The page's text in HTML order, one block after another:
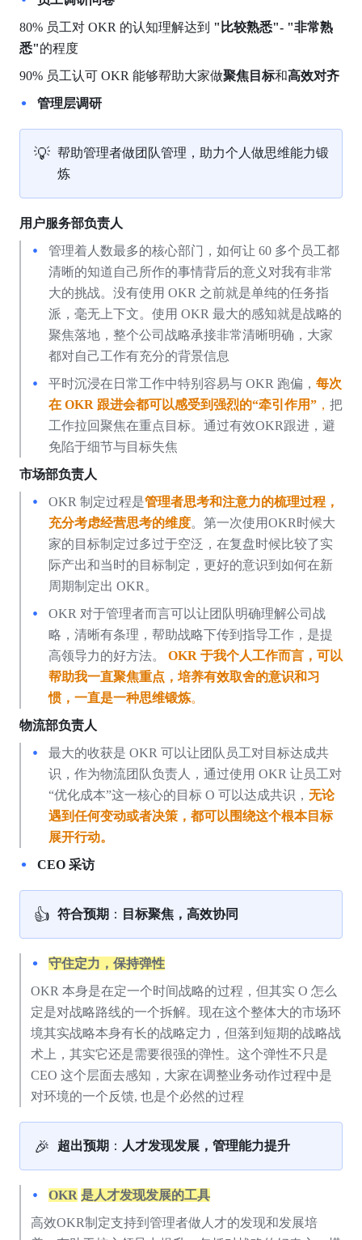
80% 员工对 OKR 的认知理解达到 "比较熟悉"- "非常熟
悉"的程度
90% 员工认可 OKR 能够帮助大家做聚焦目标和高效对齐
管理层调研
💡 帮助管理者做团队管理，助力个人做思维能力锻
炼
用户服务部负责人
管理着人数最多的核心部门，如何让 60 多个员工都
清晰的知道自己所作的事情背后的意义对我有非常
大的挑战。没有使用 OKR 之前就是单纯的任务指
派，毫无上下文。使用 OKR 最大的感知就是战略的
聚焦落地，整个公司战略承接非常清晰明确，大家
都对自己工作有充分的背景信息
平时沉浸在日常工作中特别容易与 OKR 跑偏， 每次
在 OKR 跟进会都可以感受到强烈的“牵引作用”， 把
工作拉回聚焦在重点目标。通过有效OKR跟进，避
免陷于细节与目标失焦
市场部负责人
OKR 制定过程是管理者思考和注意力的梳理过程，
充分考虑经营思考的维度。第一次使用OKR时候大
家的目标制定过多过于空泛，在复盘时候比较了实
际产出和当时的目标制定，更好的意识到如何在新
周期制定出 OKR。
OKR 对于管理者而言可以让团队明确理解公司战
略，清晰有条理，帮助战略下传到指导工作，是提
高领导力的好方法。
OKR 于我个人工作而言，可以
帮助我一直聚焦重点，培养有效取舍的意识和习
惯，一直是一种思维锻炼。
物流部负责人
最大的收获是 OKR 可以让团队员工对目标达成共
识，作为物流团队负责人，通过使用 OKR 让员工对
“优化成本”这一核心的目标 O 可以达成共识， 无论
遇到任何变动或者决策，都可以围绕这个根本目标
展开行动。
CEO 采访
👍 符合预期 ： 目标聚焦，高效协同
守住定力，保持弹性
OKR 本身是在定一个时间战略的过程，但其实 O 怎么
定是对战略路线的一个拆解。现在这个整体大的市场环
境其实战略本身有长的战略定力，但落到短期的战略战
术上，其实它还是需要很强的弹性。这个弹性不只是
CEO 这个层面去感知，大家在调整业务动作过程中是
对环境的一个反馈, 也是个必然的过程
🎉 超出预期 ： 人才发现发展，管理能力提升
OKR 是人才发现发展的工具
高效OKR制定支持到管理者做人才的发现和发展培